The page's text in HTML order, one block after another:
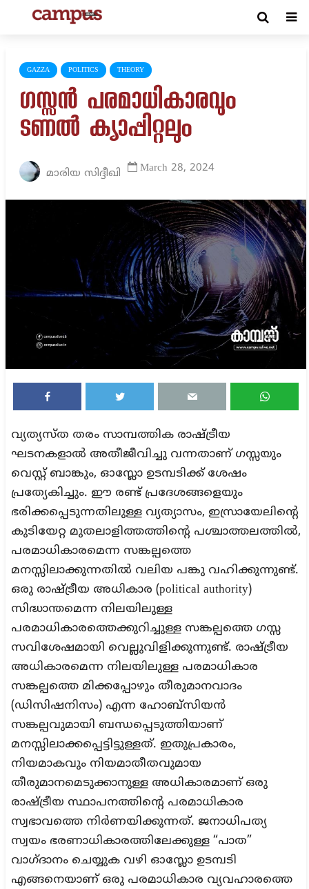
GAZZA POLITICS THEORY
ഗസ്സൻ പരമാധികാരവും
ടണൽ ക്യാപ്പിറ്റലും
മാരിയ സിദ്ദീഖി March 28, 2024
വ്യത്യസ്ത തരം സാമ്പത്തിക രാഷ്ട്രീയ
ഘടനകളാൽ അതീജീവിച്ചു വന്നതാണ് ഗസ്സയും
വെസ്റ്റ് ബാങ്കും, ഓസ്ലോ ഉടമ്പടിക്ക് ശേഷം
പ്രത്യേകിച്ചും. ഈ രണ്ട് പ്രദേശങ്ങളെയും
ഭരിക്കപ്പെടുന്നതിലുള്ള വ്യത്യാസം, ഇസ്രായേലിന്റെ
കുടിയേറ്റ മുതലാളിത്തത്തിന്റെ പശ്ചാത്തലത്തിൽ,
പരമാധികാരമെന്ന സങ്കല്പത്തെ
മനസ്സിലാക്കുന്നതിൽ വലിയ പങ്കു വഹിക്കുന്നുണ്ട്.
ഒരു രാഷ്ട്രീയ അധികാര (political authority)
സിദ്ധാന്തമെന്ന നിലയിലുള്ള
പരമാധികാരത്തെക്കുറിച്ചുള്ള സങ്കല്പത്തെ ഗസ്സ
സവിശേഷമായി വെല്ലുവിളിക്കുന്നുണ്ട്. രാഷ്ട്രീയ
അധികാരമെന്ന നിലയിലുള്ള പരമാധികാര
സങ്കല്പത്തെ മിക്കപ്പോഴും തീരുമാനവാദം
(ഡിസിഷനിസം) എന്ന ഹോബ്സിയൻ
സങ്കല്പവുമായി ബന്ധപ്പെടുത്തിയാണ്
മനസ്സിലാക്കപ്പെട്ടിട്ടുള്ളത്. ഇതുപ്രകാരം,
നിയമാകവും നിയമാതീതവുമായ
തീരുമാനമെടുക്കാനുള്ള അധികാരമാണ് ഒരു
രാഷ്ട്രീയ സ്ഥാപനത്തിന്റെ പരമാധികാര
സ്വഭാവത്തെ നിർണയിക്കുന്നത്. ജനാധിപത്യ
സ്വയം ഭരണാധികാരത്തിലേക്കുള്ള “പാത”
വാഗ്ദാനം ചെയ്യുക വഴി ഓസ്ലോ ഉടമ്പടി
എങ്ങനെയാണ് ഒരു പരമാധികാര വ്യവഹാരത്തെ